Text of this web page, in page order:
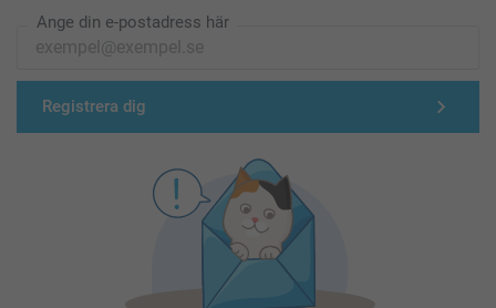
Ange din e-postadress här
Registrera dig